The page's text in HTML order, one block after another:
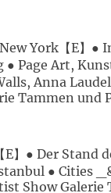
York【E】
Page Art,
Anna
Tammen und
】● Der Stand
● Cities
Show Galerie